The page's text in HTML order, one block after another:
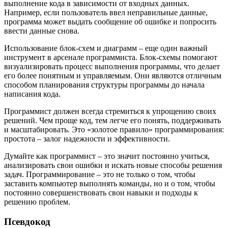
выполнение кода в зависимости от входных данных.
Например, если пользователь ввел неправильные данные,
программа может выдать сообщение об ошибке и попросить
ввести данные снова.
Использование блок-схем и диаграмм – еще один важный
инструмент в арсенале программиста. Блок-схемы помогают
визуализировать процесс выполнения программы, что делает
его более понятным и управляемым. Они являются отличным
способом планирования структуры программы до начала
написания кода.
Программист должен всегда стремиться к упрощению своих
решений. Чем проще код, тем легче его понять, поддерживать
и масштабировать. Это «золотое правило» программирования:
простота – залог надежности и эффективности.
Думайте как программист – это значит постоянно учиться,
анализировать свои ошибки и искать новые способы решения
задач. Программирование – это не только о том, чтобы
заставить компьютер выполнять команды, но и о том, чтобы
постоянно совершенствовать свои навыки и подходы к
решению проблем.
Псевдокод